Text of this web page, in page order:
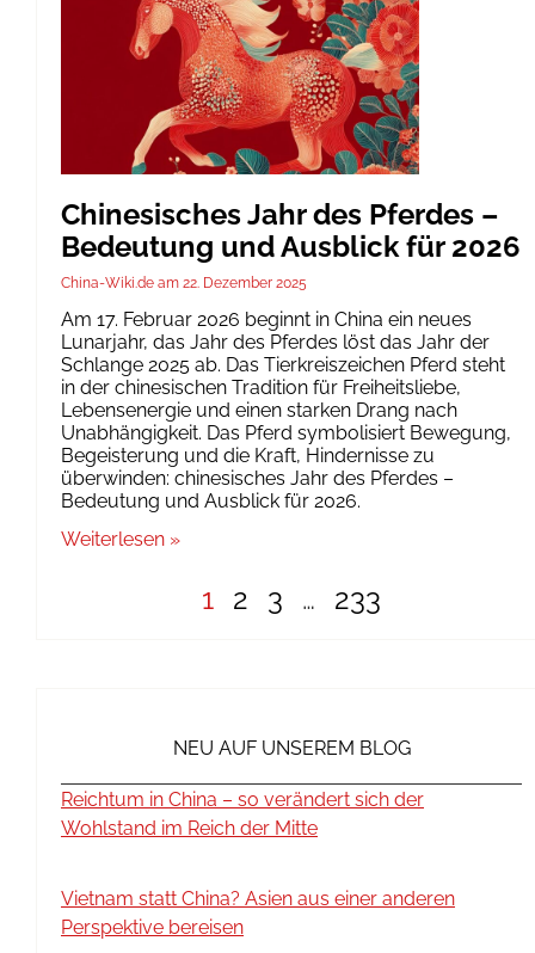
Chinesisches Jahr des Pferdes –
Bedeutung und Ausblick für 2026
China-Wiki.de 22. Dezember 2025
Am 17. Februar 2026 beginnt in China ein neues
Lunarjahr, das Jahr des Pferdes löst das Jahr der
Schlange 2025 ab. Das Tierkreiszeichen Pferd steht
in der chinesischen Tradition für Freiheitsliebe,
Lebensenergie und einen starken Drang nach
Unabhängigkeit. Das Pferd symbolisiert Bewegung,
Begeisterung und die Kraft, Hindernisse zu
überwinden: chinesisches Jahr des Pferdes –
Bedeutung und Ausblick für 2026.
Weiterlesen »
1 2 3 … 233
NEU AUF UNSEREM BLOG
Reichtum in China – so verändert sich der
Wohlstand im Reich der Mitte
Vietnam statt China? Asien aus einer anderen
Perspektive bereisen